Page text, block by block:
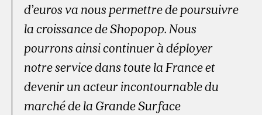
d’euros va nous permettre de poursuivre
la croissance de Shopopop. Nous
pourrons ainsi continuer à déployer
notre service dans toute la France et
devenir un acteur incontournable du
marché de la Grande Surface